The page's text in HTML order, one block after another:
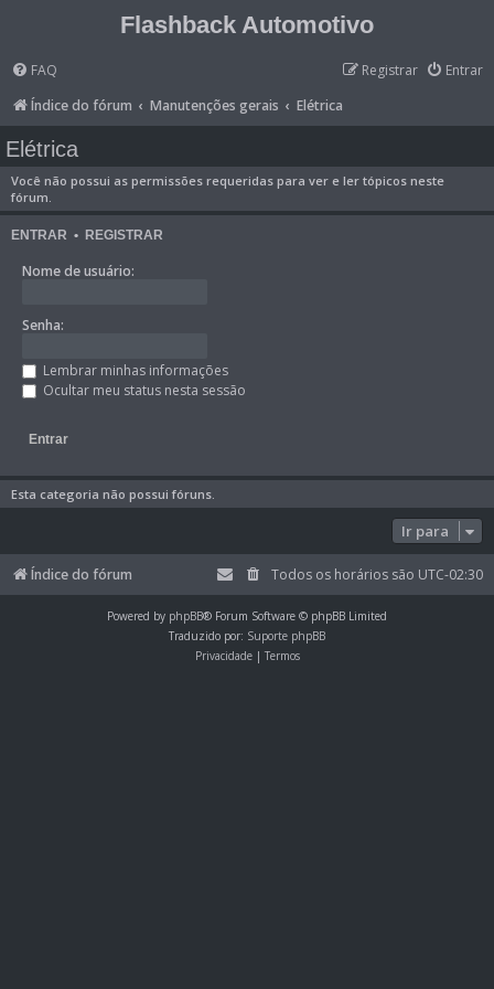
Flashback Automotivo
FAQ Entrar
Registrar
Índice do fórum
Manutenções gerais Elétrica
Elétrica
Você não possui as permissões requeridas para ver e ler tópicos neste
fórum.
ENTRAR • REGISTRAR
Nome de usuário:
Senha:
Lembrar minhas informações
Ocultar meu status nesta sessão
Esta categoria não possui fóruns.
Ir para
Índice do fórum Todos os horários são UTC-02:30
Powered by phpBB® Forum Software © phpBB Limited
Traduzido por: Suporte phpBB
Privacidade| Termos